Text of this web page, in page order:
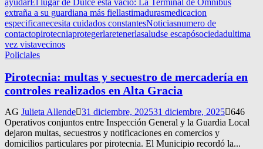
ayudarEl lugar de Dulce está vacío: La Terminal de Ómnibus
extraña a su guardiana más fiellastimadurasmedicacion
especificanecesita cuidados constantesNoticiasnumero de
contactopirotecniaprotegerlaretenerlasaludse escapósociedadultima
vez vistavecinos
Policiales
Pirotecnia: multas y secuestro de mercadería en
controles realizados en Alta Gracia
AG Julieta Allende 31 diciembre, 202531 diciembre, 2025 646
Operativos conjuntos entre Inspección General y la Guardia Local
dejaron multas, secuestros y notificaciones en comercios y
domicilios particulares por pirotecnia. El Municipio recordó la...